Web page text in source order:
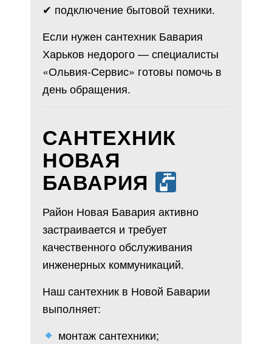
✔ подключение бытовой техники.
Если нужен сантехник Бавария
Харьков недорого — специалисты
«Ольвия-Сервис» готовы помочь в
день обращения.
САНТЕХНИК
НОВАЯ
БАВАРИЯ
Район Новая Бавария активно
застраивается и требует
качественного обслуживания
инженерных коммуникаций.
Наш сантехник в Новой Баварии
выполняет:
монтаж сантехники;